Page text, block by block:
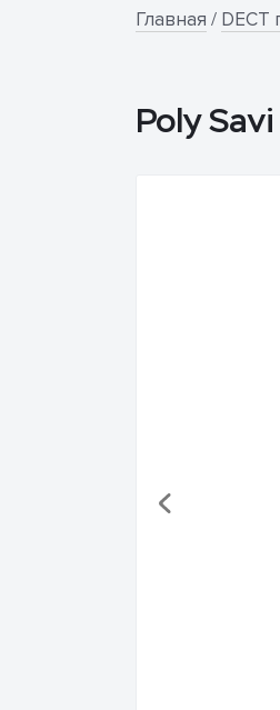
Главная / DECT
Poly